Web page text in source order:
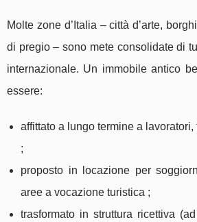
Molte zone d’Italia – città d’arte,
di pregio – sono mete consolidate di
internazionale. Un immobile antico
essere:
affittato a lungo termine a
;
proposto in locazione per
aree a vocazione turistica ;
trasformato in struttura ricettiva